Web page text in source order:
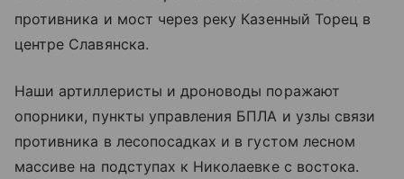
противника и мост через реку Казенный Торец в
центре Славянска.
Наши артиллеристы и дроноводы поражают
опорники, пункты управления БПЛА и узлы связи
противника в лесопосадках и в густом лесном
массиве на подступах к Николаевке с востока.